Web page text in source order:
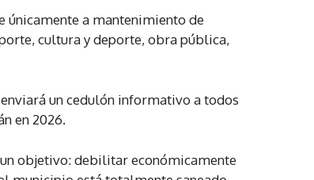
únicamente a mantenimiento de
cultura y deporte, obra pública,
un cedulón informativo a todos
en 2026.
objetivo: debilitar económicamente